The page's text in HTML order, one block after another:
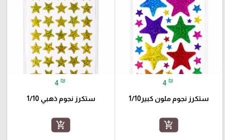
4 ₪
ستكرز نجوم ملون كبير1/10
add_shopping_cart
4 ₪
ستكرز نجوم ذهبي 1/10
add_shopping_cart